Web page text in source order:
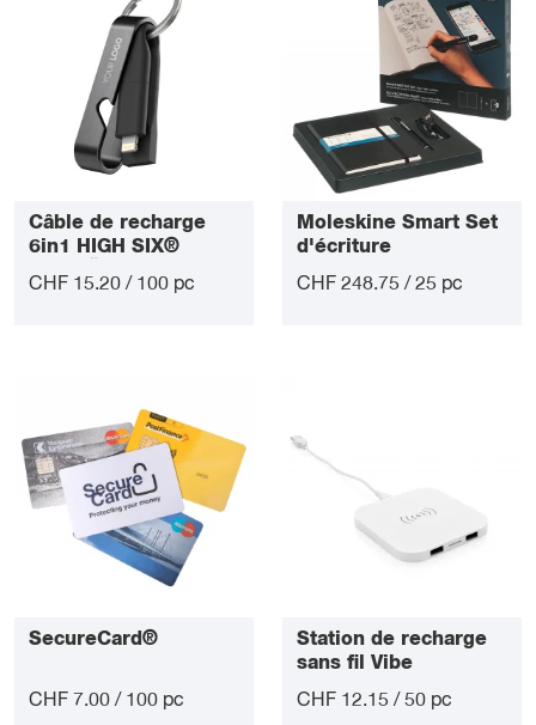
Câble de recharge
6in1 HIGH SIX®
CHF 15.20 / 100 pc
Moleskine Smart Set
d'écriture
CHF 248.75 / 25 pc
SecureCard®
CHF 7.00 / 100 pc
Station de recharge
sans fil Vibe
CHF 12.15 / 50 pc